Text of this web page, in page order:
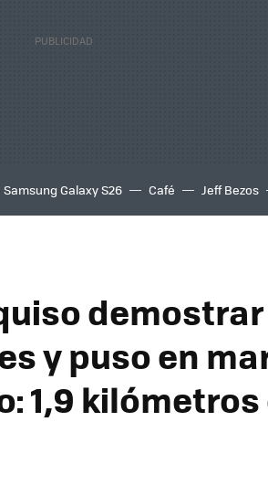
Samsung Galaxy S26 Café Jeff Bezos
y puso en
1,9 kilómetros